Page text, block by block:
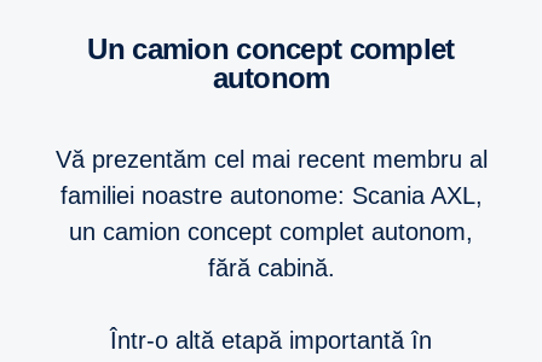
Un camion concept complet
autonom
Vă prezentăm cel mai recent membru al
familiei noastre autonome: Scania AXL,
un camion concept complet autonom,
fără cabină.
Într-o altă etapă importantă în